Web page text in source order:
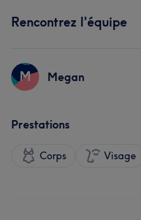
Rencontrez l'équipe
M Megan
Prestations
Corps Visage